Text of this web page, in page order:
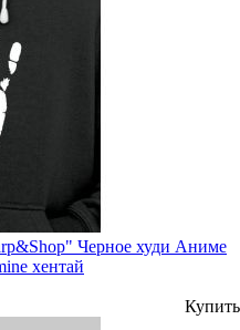
Черное худи Аниме
хентай
Купить